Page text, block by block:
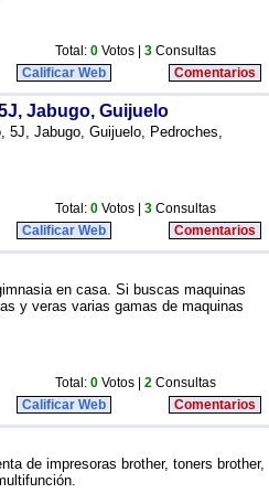
Total: 0 Votos | 3 Consultas
Calificar Web Comentarios
Jabugo, Guijuelo
5J, Jabugo, Guijuelo, Pedroches,
Total: 0 Votos | 3 Consultas
Calificar Web Comentarios
en casa. Si buscas maquinas
y veras varias gamas de maquinas
Total: 0 Votos | 2 Consultas
Calificar Web Comentarios
de impresoras brother, toners brother,